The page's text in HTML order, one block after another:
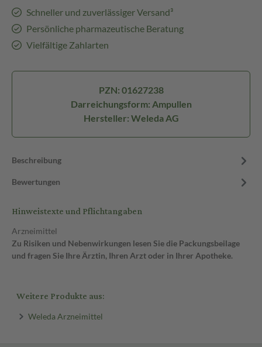
Schneller und zuverlässiger Versand³
Persönliche pharmazeutische Beratung
Vielfältige Zahlarten
PZN: 01627238
Darreichungsform: Ampullen
Hersteller: Weleda AG
Beschreibung
Bewertungen
Hinweistexte und Pflichtangaben
Arzneimittel
Zu Risiken und Nebenwirkungen lesen Sie die Packungsbeilage
und fragen Sie Ihre Ärztin, Ihren Arzt oder in Ihrer Apotheke.
Weitere Produkte aus:
Weleda Arzneimittel